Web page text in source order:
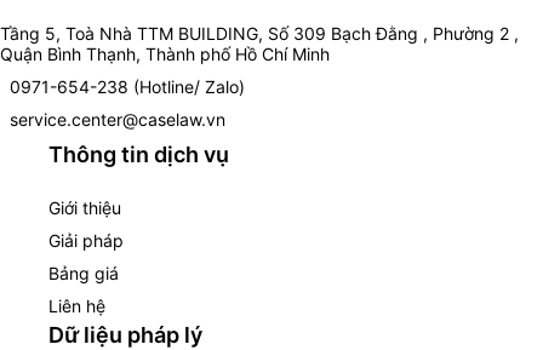
Tầng 5, Toà Nhà TTM BUILDING, Số 309 Bạch Đằng , Phường 2 ,
Quận Bình Thạnh, Thành phố Hồ Chí Minh
0971-654-238 (Hotline/ Zalo)
service.center@caselaw.vn
Thông tin dịch vụ
Giới thiệu
Giải pháp
Bảng giá
Liên hệ
Dữ liệu pháp lý